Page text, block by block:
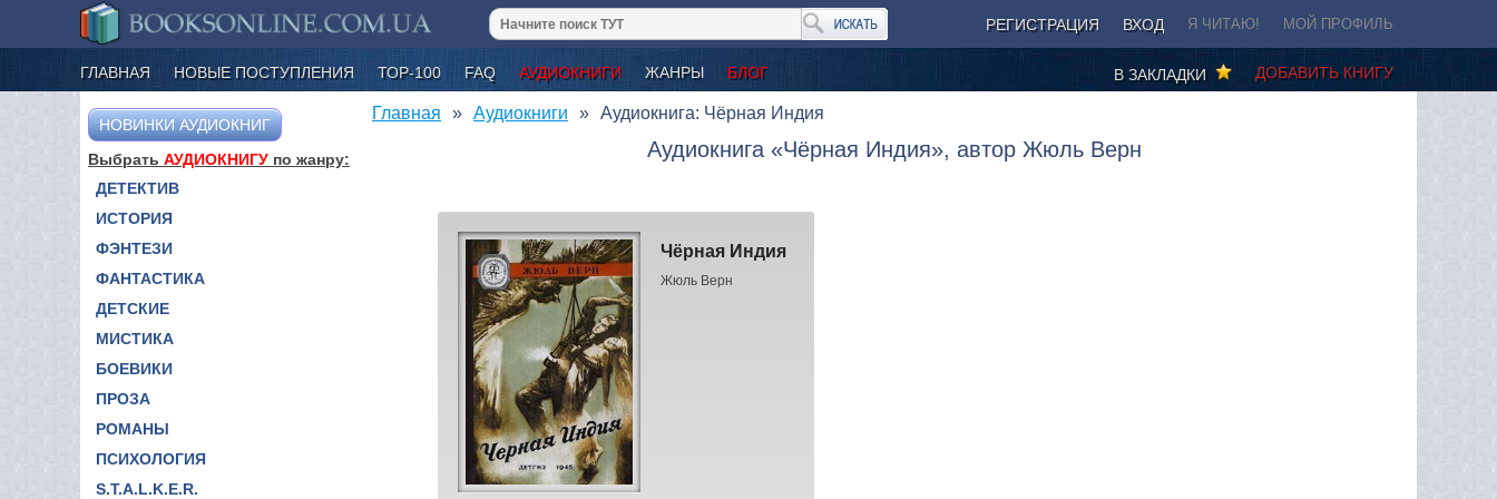
РЕГИСТРАЦИЯ ВХОД Я ЧИТАЮ! МОЙ ПРОФИЛЬ
ГЛАВНАЯ НОВЫЕ ПОСТУПЛЕНИЯ ТОР-100 FAQ АУДИОКНИГИ ЖАНРЫ БЛОГ ДОБАВИТЬ КНИГУ
В ЗАКЛАДКИ
НОВИНКИ АУДИОКНИГ
Выбрать АУДИОКНИГУ по жанру:
ДЕТЕКТИВ
ИСТОРИЯ
ФЭНТЕЗИ
ФАНТАСТИКА
ДЕТСКИЕ
МИСТИКА
БОЕВИКИ
ПРОЗА
РОМАНЫ
ПСИХОЛОГИЯ
S.T.A.L.K.E.R.
Главная Аудиокниги Аудиокнига: Чёрная Индия
Аудиокнига «Чёрная Индия», автор Жюль Верн
Чёрная Индия
Жюль Верн